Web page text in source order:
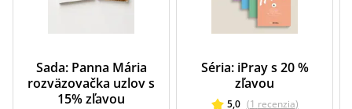
Sada: Panna Mária
rozväzovačka uzlov s
15% zľavou
Séria: iPray s 20 %
zľavou
5,0 (1 recenzia)